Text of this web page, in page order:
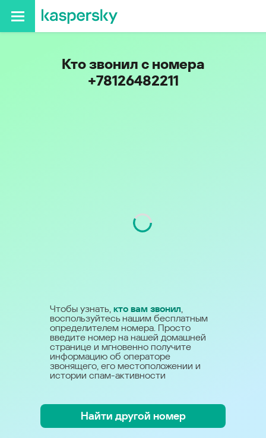
Кто звонил с номера
+78126482211
Чтобы узнать, кто вам звонил,
воспользуйтесь нашим бесплатным
определителем номера. Просто
введите номер на нашей домашней
странице и мгновенно получите
информацию об операторе
звонящего, его местоположении и
истории спам-активности
Найти другой номер